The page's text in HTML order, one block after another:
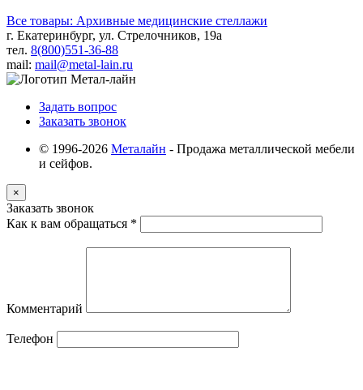
Все товары: Архивные медицинские стеллажи
г. Екатеринбург, ул. Стрелочников, 19а
тел. 8(800)551-36-88
mail: mail@metal-lain.ru
Задать вопрос
Заказать звонок
© 1996-2026 Металайн - Продажа металлической мебели
и сейфов.
×
Заказать звонок
Как к вам обращаться *
Комментарий
Телефон